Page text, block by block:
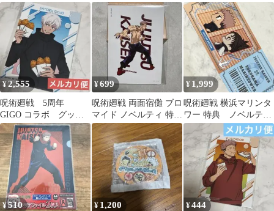
スター 夏油 傑 懐玉
カード namco ノベル
ティ
¥2,555
呪術廻戦 5周年
GIGO コラボ グッズ
購入特典 ブロマイ
ド 五条 悟
¥699
呪術廻戦 両面宿儺 ブロ
マイド ノベルティ 特典
大交流展 限定
¥ 1,999
呪術廻戦 横浜マリンタ
ワー 特典 ノベルテ
ィ チケット風カード
脹相 虎杖 悠仁
¥510 ¥ 1,200 ¥444